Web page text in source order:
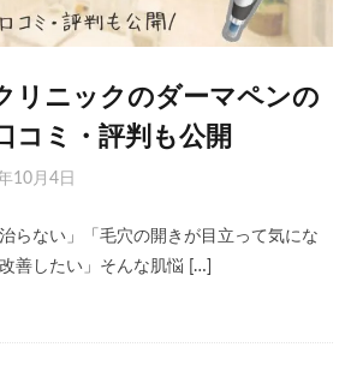
リニックのダーマペンの
コミ・評判も公開
10月4日
らない」「毛穴の開きが目立って気にな
善したい」そんな肌悩 […]